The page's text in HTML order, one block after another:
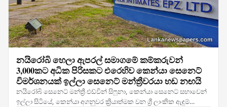
නයිරෝබි හෙලා ඇපරල් සමාගමේ කම්කරුවන්
3,000කට අධික පිරිසකට එරෙහිව කෙන්යා සෙනෙට්
විමර්ශනයක් ඉල්ලා සෙනෙට් මන්ත්‍රීවරයා හඩ නඟයි
නයිරෝබි සෙනෙට් මන්ත්‍රී එඩ්වින් සිෆූනා, කෙන්යා සෙනෙට් සභාවෙන්
ඉල්ලා සිටියේ, කෙන්යා අගනුවර ක්‍රියාත්මක වන ශ්‍රී ලාංකික ඇඳුම්